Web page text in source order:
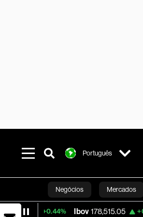
Português
Negócios Mercados
Línea Studios Podcasts
Ibov 178,515.05 +0.35%